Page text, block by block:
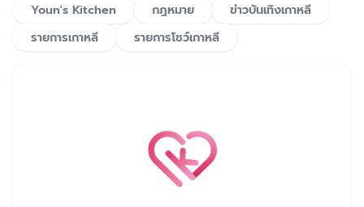
Youn's Kitchen
กฎหมาย
ข่าวบันเทิงเกาหลี
รายการเกาหลี
รายการโชว์เกาหลี